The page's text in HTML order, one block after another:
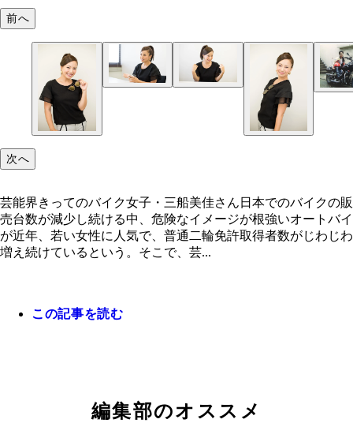
前へ
次へ
芸能界きってのバイク女子・三船美佳さん日本でのバイクの販
売台数が減少し続ける中、危険なイメージが根強いオートバイ
が近年、若い女性に人気で、普通二輪免許取得者数がじわじわ
増え続けているという。そこで、芸...
この記事を読む
編集部のオススメ